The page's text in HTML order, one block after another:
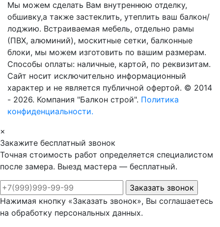
Мы можем сделать Вам внутреннюю отделку,
обшивку,а также застеклить, утеплить ваш балкон/
лоджию. Встраиваемая мебель, отдельно рамы
(ПВХ, алюминий), москитные сетки, балконные
блоки, мы можем изготовить по вашим размерам.
Способы оплаты: наличные, картой, по реквизитам.
Сайт носит исключительно информационный
характер и не является публичной офертой. © 2014
- 2026. Компания "Балкон строй". Политика
конфиденциальности.
×
Закажите бесплатный звонок
Точная стоимость работ определяется специалистом
после замера. Выезд мастера — бесплатный.
Нажимая кнопку «Заказать звонок», Вы соглашаетесь
на обработку персональных данных.